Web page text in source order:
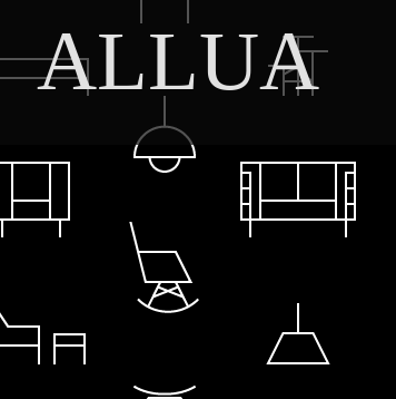
ALLUA